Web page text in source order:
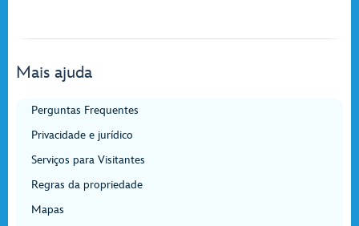
Mais ajuda
Perguntas Frequentes
Privacidade e jurídico
Serviços para Visitantes
Regras da propriedade
Mapas